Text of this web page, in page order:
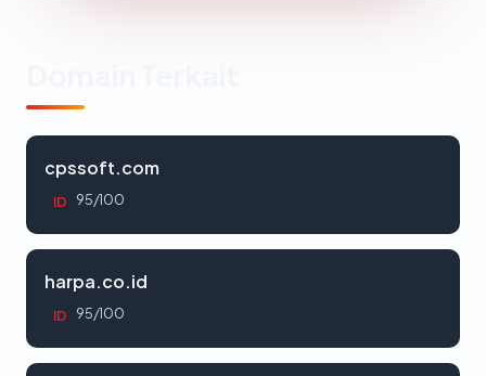
cpssoft.com
ID 95/100
harpa.co.id
ID 95/100